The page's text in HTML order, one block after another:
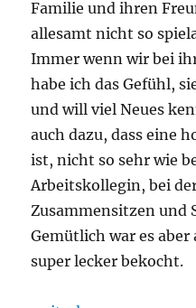
Familie und ihren
allesamt nicht so
Immer wenn wir bei
habe ich das Gefühl,
und will viel Neues
auch dazu, dass eine
ist, nicht so sehr wie
Arbeitskollegin, bei
Zusammensitzen und
Gemütlich war es
super lecker bekocht.